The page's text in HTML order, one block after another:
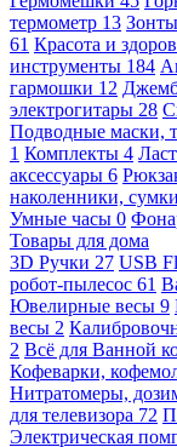
термометр 13 Зонты
61 Красота и
инструменты 184
гармошки 12
электрогитары 28
Подводные маски,
1 Комплекты 4
аксессуары 6
наколенники, сумки
Умные часы 0
Товары для дома
3D Ручки 27 USB
робот-пылесос 61
Ювелирные весы 9
весы 2
2 Всё для Ванной
Кофеварки,
Нитратомеры,
для телевизора 72
Электрическая